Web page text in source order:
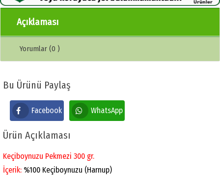
Açıklaması
Yorumlar (0 )
Bu Ürünü Paylaş
Facebook WhatsApp
Ürün Açıklaması
Keçiboynuzu Pekmezi 300 gr.
İçerik: %100 Keçiboynuzu (Harnup)